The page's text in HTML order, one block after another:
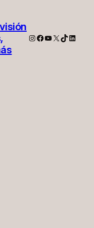
Instagram
Facebook
YouTube
X TikTok